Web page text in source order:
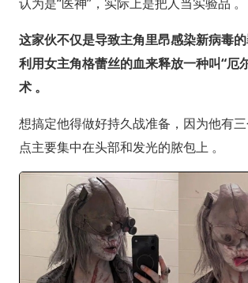
这家伙不仅是导致主角里昂感染新病毒
利用女主角格蕾丝的血来释放一种叫“厄
术 。
想搞定他得做好持久战准备，因为他有
点主要集中在头部和发光的脓包上 。‌‌‌